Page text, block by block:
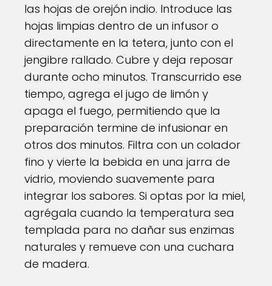
las hojas de orejón indio. Introduce las
hojas limpias dentro de un infusor o
directamente en la tetera, junto con el
jengibre rallado. Cubre y deja reposar
durante ocho minutos. Transcurrido ese
tiempo, agrega el jugo de limón y
apaga el fuego, permitiendo que la
preparación termine de infusionar en
otros dos minutos. Filtra con un colador
fino y vierte la bebida en una jarra de
vidrio, moviendo suavemente para
integrar los sabores. Si optas por la miel,
agrégala cuando la temperatura sea
templada para no dañar sus enzimas
naturales y remueve con una cuchara
de madera.